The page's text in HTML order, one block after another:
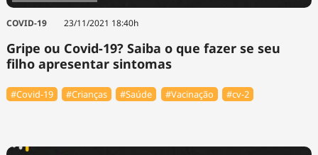
COVID-19 23/11/2021 18:40h
Gripe ou Covid-19? Saiba o que fazer se seu
filho apresentar sintomas
#Covid-19 #Crianças #Saúde #Vacinação #cv-2